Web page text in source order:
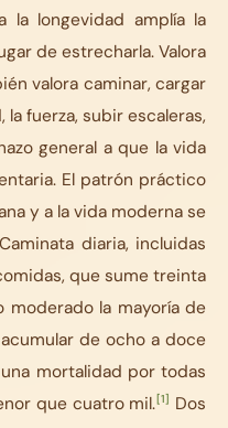
la longevidad amplía la
de estrecharla. Valora
valora caminar, cargar
fuerza, subir escaleras,
general a que la vida
El patrón práctico
y a la vida moderna se
diaria, incluidas
que sume treinta
la mayoría de
de ocho a doce
mortalidad por todas
que cuatro mil.[1]
Dos